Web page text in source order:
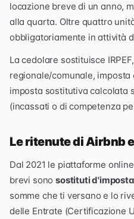
locazione breve di un anno,
alla quarta. Oltre quattro
obbligatoriamente in attività
La cedolare sostituisce
regionale/comunale,
imposta sostitutiva calcolata
(incassati o di competenza
Le ritenute di Airbnb
Dal 2021 le piattaforme
brevi sonosostituti d'imposta
somme che ti versano e lo
delle Entrate (Certificazione